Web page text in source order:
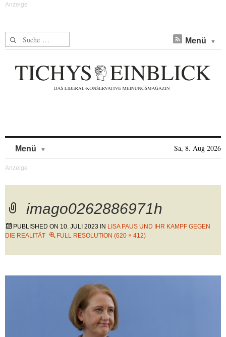
Suche nach: Menü
Menü Sa, 8. Aug 2026
imago0262886971h
PUBLISHED ON 10. JULI 2023 IN LISA PAUS UND IHR KAMPF GEGEN
DIE REALITÄT
FULL RESOLUTION (620 × 412)